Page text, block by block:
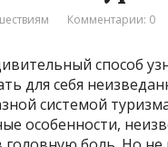
Комментарии: 0
способ
для себя
системой
особенности,